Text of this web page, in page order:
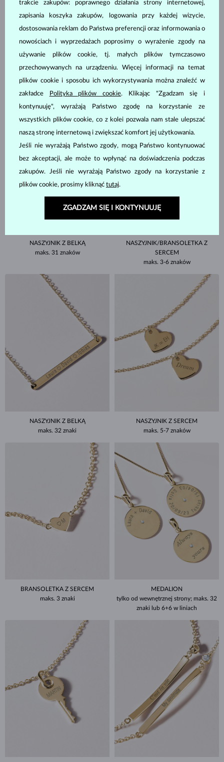
Grawerowana biżuteria
W przypadku niektórych elementów maksymalna liczba
znaków zależy od
umiejscowienia tekstu
biżuterii
. Domyślnie grawerujemy z tyłu; jeśli wolą Państwo
inną lokalizację, prosimy o podanie tej informacji w
zamówieniu.
NASZYJNIK Z BELKĄ
maks. 31 znaków
NASZYJNIK/BRANSOLETKA Z
SERCEM
maks. 3-6 znaków
NASZYJNIK Z BELKĄ
maks. 32 znaki
NASZYJNIK Z SERCEM
maks. 5-7 znaków
BRANSOLETKA Z SERCEM
maks. 3 znaki
MEDALION
tylko od wewnętrznej strony; maks. 32
znaki lub 6+6 w liniach
trakcie zakupów: poprawnego działania strony internetowej,
zapisania koszyka zakupów, logowania przy każdej wizycie,
dostosowania reklam do Państwa preferencji oraz informowania o
nowościach i wyprzedażach poprosimy o wyrażenie zgody na
używanie plików cookie, tj. małych plików tymczasowo
przechowywanych na urządzeniu. Więcej informacji na temat
plików cookie i sposobu ich wykorzystywania można znaleźć w
zakładce
Polityka plików cookie. Klikając "Zgadzam się i
kontynuuję", wyrażają Państwo zgodę na korzystanie ze
wszystkich plików cookie, co z kolei pozwala nam stale ulepszać
naszą stronę internetową i zwiększać komfort jej użytkowania.
Jeśli nie wyrażają Państwo zgody, mogą Państwo kontynuować
bez akceptacji, ale może to wpłynąć na doświadczenia podczas
zakupów. Jeśli nie wyrażają Państwo zgody na korzystanie z
plików cookie, prosimy kliknąć tutaj.
ZGADZAM SIĘ I KONTYNUUJĘ